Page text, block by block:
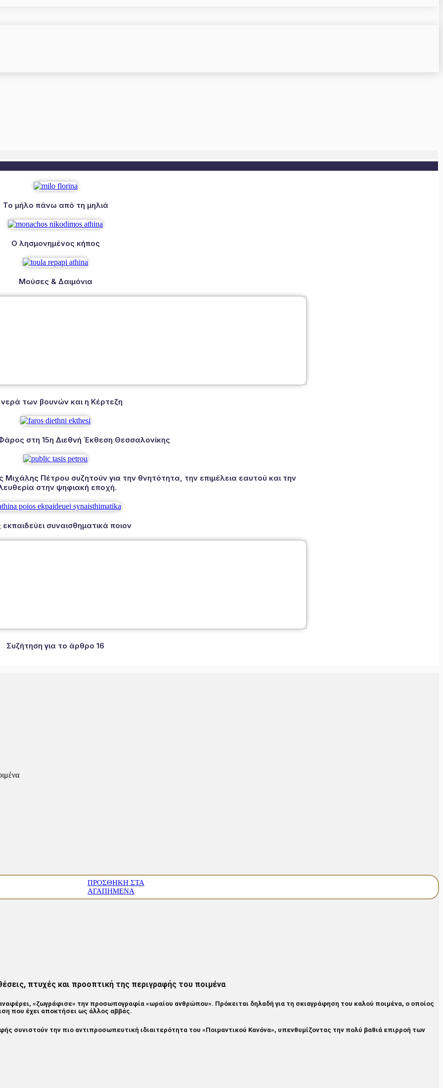
Το μήλο πάνω από τη μηλιά
Ο λησμονημένος κήπος
Μούσες & Δαιμόνια
των βουνών και η Κέρτεζη
στη 15η Διεθνή Έκθεση Θεσσαλονίκης
Πέτρου συζητούν για την θνητότητα, την επιμέλεια εαυτού και την
στην ψηφιακή εποχή.
εκπαιδεύει συναισθηματικά ποιον
Συζήτηση για το άρθρο 16
ΠΡΟΣΘΉΚΗ ΣΤΑ
ΑΓΑΠΗΜΈΝΑ
πτυχές και προοπτική της περιγραφής του ποιμένα
«ζωγράφισε» την προσωπογραφία «ωραίου ανθρώπου». Πρόκειται δηλαδή για τη σκιαγράφηση του καλού ποιμένα, ο οποίος
που έχει αποκτήσει ως άλλος αββάς.
συνιστούν την πιο αντιπροσωπευτική ιδιαιτερότητα του «Ποιμαντικού Κανόνα», υπενθυμίζοντας την πολύ βαθιά επιρροή των